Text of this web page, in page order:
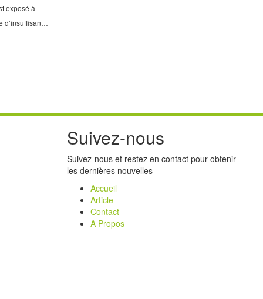
exposé à
le cœur ne
répo
Suivez-nous
Suivez-nous et restez en contact pour obtenir
les dernières nouvelles
Accueil
Article
Contact
A Propos